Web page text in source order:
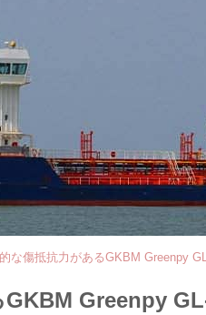
な傷抵抗力があるGKBM Greenpy
Greenpy